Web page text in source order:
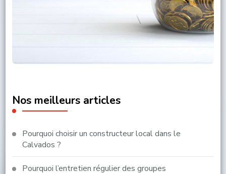
Nos meilleurs articles
Pourquoi choisir un constructeur local dans le
Calvados ?
Pourquoi l’entretien régulier des groupes